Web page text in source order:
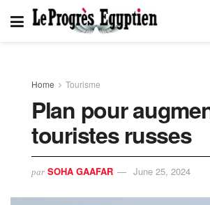
Home Tourisme
Plan pour
touristes russes
par SOHA GAAFAR June 25, 2024